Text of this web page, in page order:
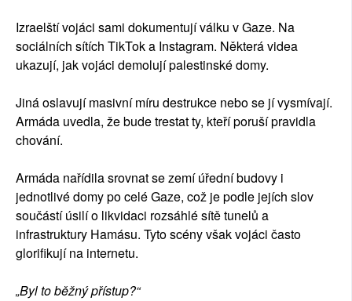
Izraelští vojáci sami dokumentují válku v Gaze. Na
sociálních sítích TikTok a Instagram. Některá videa
ukazují, jak vojáci demolují palestinské domy.
Jiná oslavují masivní míru destrukce nebo se jí vysmívají.
Armáda uvedla, že bude trestat ty, kteří poruší pravidla
chování.
Armáda nařídila srovnat se zemí úřední budovy i
jednotlivé domy po celé Gaze, což je podle jejích slov
součástí úsilí o likvidaci rozsáhlé sítě tunelů a
infrastruktury Hamásu. Tyto scény však vojáci často
glorifikují na internetu.
„Byl to běžný přístup?“